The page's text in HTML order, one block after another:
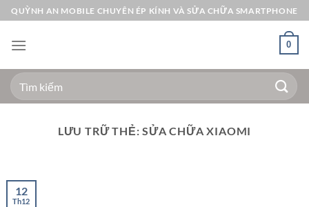
Bỏ
qua
nội
QUỲNH AN MOBILE CHUYÊN ÉP KÍNH VÀ SỬA CHỮA SMARTPHONE
0
Tìm
kiếm:
LƯU TRỮ THẺ:SỬA CHỮA XIAOMI
12
Th12